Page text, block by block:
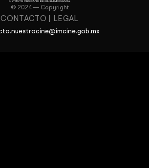
© 2024 — Copyright
CONTACTO LEGAL